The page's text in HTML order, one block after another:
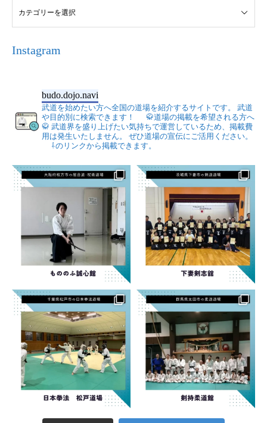
Instagram
budo.dojo.navi
武道を始めたい方へ全国の道場を紹介するサイトです。
武道
や目的別に検索できます！
🥋道場の掲載を希望される方へ
🥋 武道界を盛り上げたい気持ちで運営しているため、掲載費
用は発生いたしません。
ぜひ道場の宣伝にご活用ください。
⇩のリンクから掲載できます。